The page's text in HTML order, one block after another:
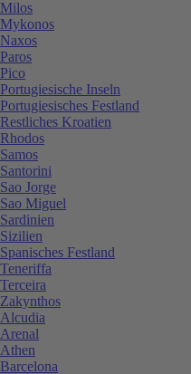
Milos
Mykonos
Naxos
Paros
Pico
Portugiesische Inseln
Portugiesisches Festland
Restliches Kroatien
Rhodos
Samos
Santorini
Sao Jorge
Sao Miguel
Sardinien
Sizilien
Spanisches Festland
Teneriffa
Terceira
Zakynthos
Alcudia
Arenal
Athen
Barcelona